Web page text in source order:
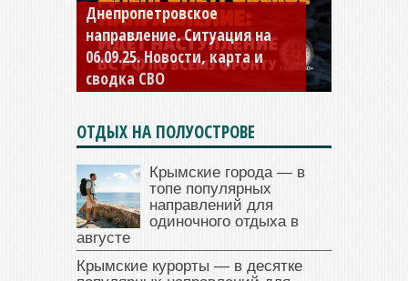
Константиновское
направление. Ситуация на
04.09.25 Новости, карта и
сводка СВО
ОТДЫХ НА ПОЛУОСТРОВЕ
Крымские города — в
топе популярных
направлений для
одиночного отдыха в
августе
Крымские курорты — в десятке